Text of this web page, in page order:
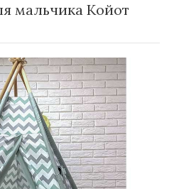
мальчика Койот